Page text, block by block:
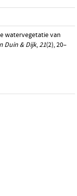
watervegetatie van
Duin & Dijk,21(2), 20–